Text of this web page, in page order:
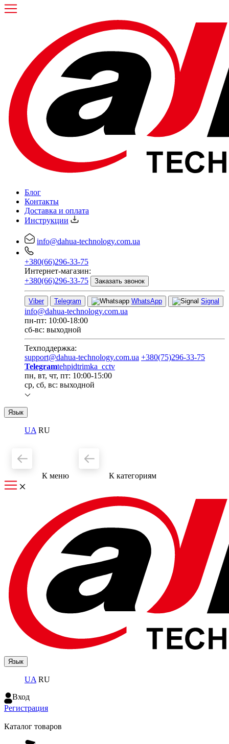
Блог
Контакты
Доставка и оплата
Инструкции
info@dahua-technology.com.ua
+380(66)296-33-75
Интернет-магазин:
+380(66)296-33-75
Заказать звонок
Viber Telegram WhatsApp Signal
info@dahua-technology.com.ua
пн-пт: 10:00-18:00
сб-вс: выходной
Техподдержка:
support@dahua-technology.com.ua +380(75)296-33-75
Telegramtehpidtrimka_cctv
пн, вт, чт, пт: 10:00-15:00
ср, сб, вс: выходной
Язык
UA RU
К меню К категориям
Язык
UA RU
Вход
Регистрация
Каталог товаров